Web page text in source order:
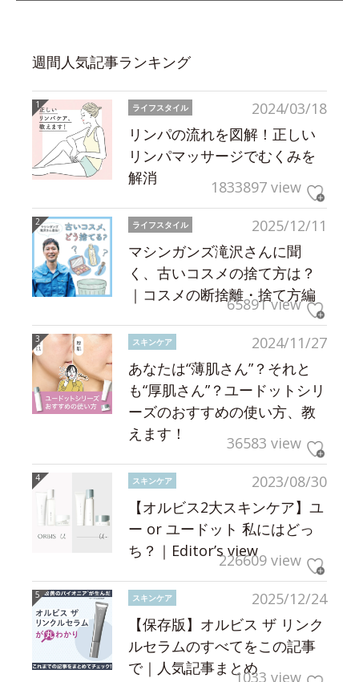
週間人気記事ランキング
2024/03/18
ライフスタイル
リンパの流れを図解！正しい
リンパマッサージでむくみを
解消
1833897 view
2025/12/11
ライフスタイル
マシンガンズ滝沢さんに聞
く、古いコスメの捨て方は？
｜コスメの断捨離・捨て方編
65891 view
2024/11/27
スキンケア
あなたは“薄肌さん”？それと
も“厚肌さん”？ユードットシリ
ーズのおすすめの使い方、教
えます！
36583 view
2023/08/30
スキンケア
【オルビス2大スキンケア】ユ
ー or ユードット 私にはどっ
ち？｜Editor’s view226609 view
2025/12/24
スキンケア
【保存版】オルビス ザ リンク
ルセラムのすべてをこの記事
で｜人気記事まとめ1033 view